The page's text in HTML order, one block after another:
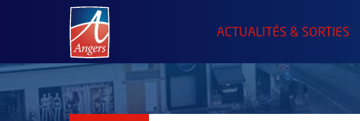
Angers.fr : Retour à l'accueil
ACTUALITÉS & SORTIES